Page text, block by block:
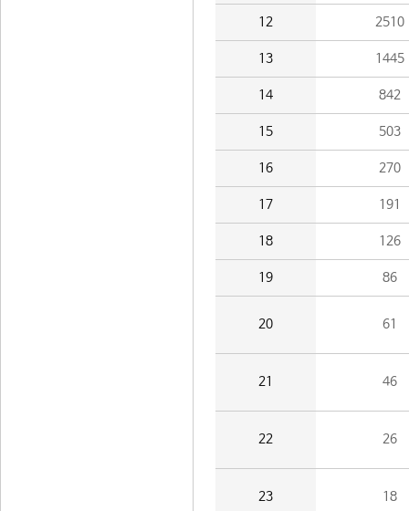
12 2510
13 1445
14 842
15 503
16 270
17 191
18 126
19 86
20 61
21 46
22 26
23 18